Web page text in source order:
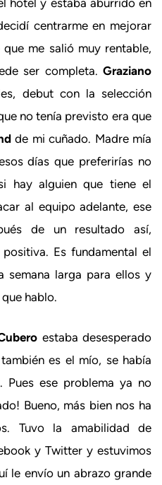
centrarme en mejorar
me salió muy rentable,
ser completa. Graziano
debut con la selección
no tenía previsto era que
de mi cuñado. Madre mía
días que preferirías no
hay alguien que tiene el
al equipo adelante, ese
de un resultado así,
Es fundamental el
semana larga para ellos y
hablo.
estaba desesperado
es el mío, se había
ese problema ya no
Bueno, más bien nos ha
Tuvo la amabilidad de
y Twitter y estuvimos
le envío un abrazo grande